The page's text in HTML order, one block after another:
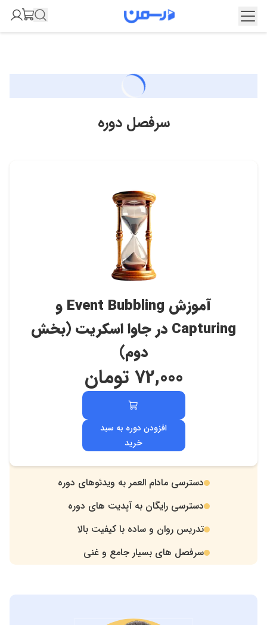
سرفصل دوره
آموزش Event Bubbling و
Capturing در جاوا اسکریت (بخش
دوم)
72,000 تومان
افزودن دوره به سبد
خرید
. دسترسی مادام العمر به ویدئوهای دوره
. دسترسی رایگان به آپدیت های دوره
. تدریس روان و ساده با کیفیت بالا
. سرفصل های بسیار جامع و غنی